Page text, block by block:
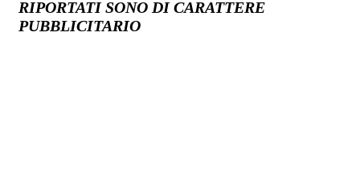
RIPORTATI SONO DI CARATTERE
PUBBLICITARIO